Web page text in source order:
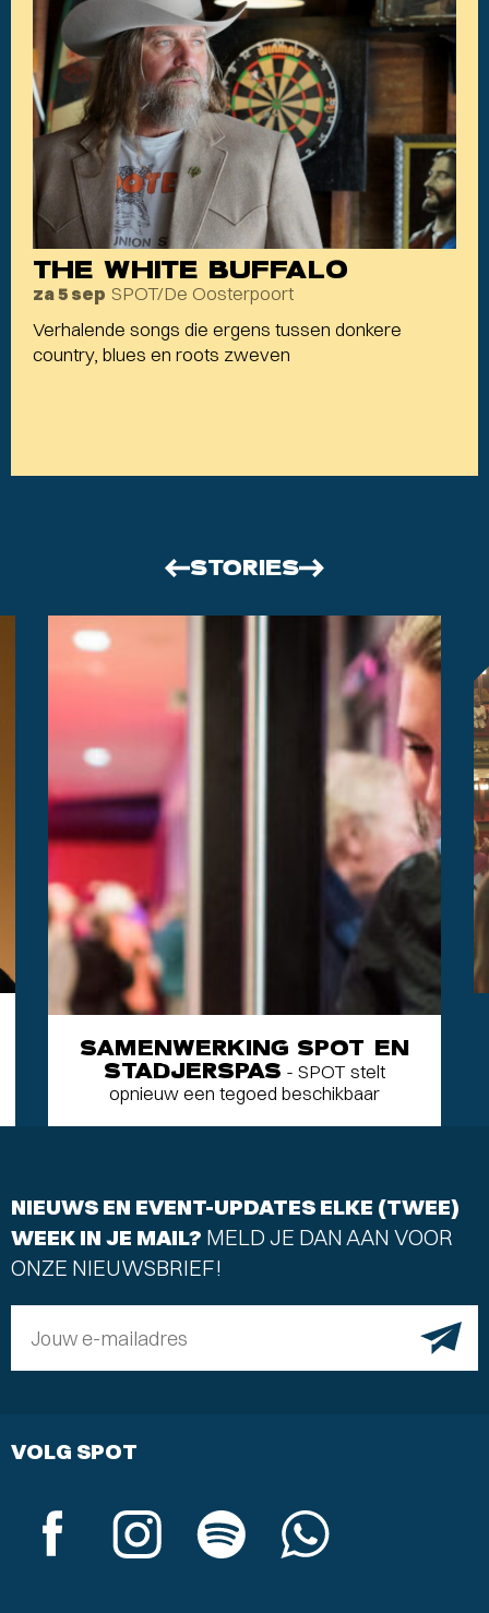
THE WHITE BUFFALO
za 5 sep SPOT/De Oosterpoort
Verhalende songs die ergens tussen donkere
country, blues en roots zweven
STORIES
SAMENWERKING SPOT EN
STADJERSPAS - SPOT stelt
opnieuw een tegoed beschikbaar
NIEUWS EN EVENT-UPDATES ELKE (TWEE)
WEEK IN JE MAIL? MELD JE DAN AAN VOOR
ONZE NIEUWSBRIEF!
Jouw e-mailadres
VOLG SPOT